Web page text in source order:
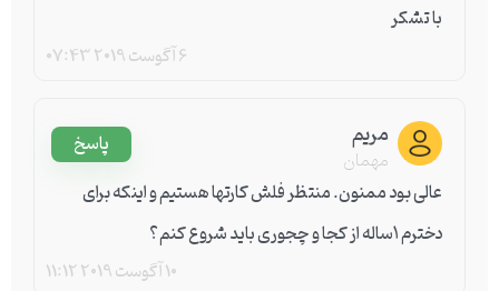
6 آگوست 2019 07:43
با تشکر
مریم
مهمان
10 آگوست 2019 11:12
عالی بود ممنون. منتظر فلش کارتها هستیم و اینکه برای
دخترم ۱ساله از کجا و چجوری باید شروع کنم؟
پاسخ